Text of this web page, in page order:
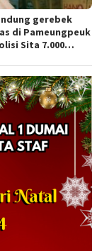
gerebek
di Pameungpeuk
Sita 7.000